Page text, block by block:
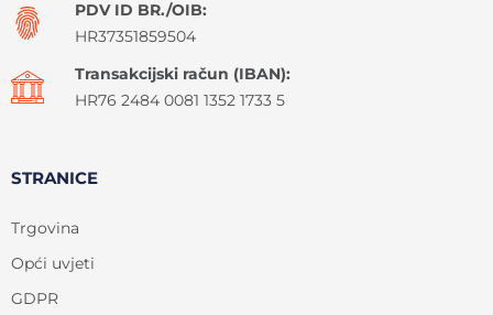
PDV ID BR./OIB:
HR37351859504
Transakcijski račun (IBAN):
HR76 2484 0081 1352 1733 5
STRANICE
Trgovina
Opći uvjeti
GDPR